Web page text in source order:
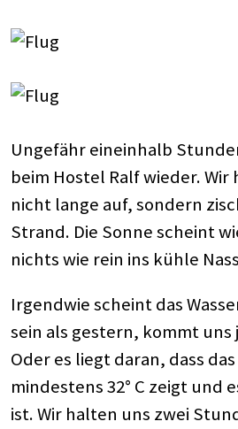
Ungefähr eineinhalb
beim Hostel Ralf wieder.
nicht lange auf, sondern
Strand. Die Sonne scheint
nichts wie rein ins kühle
Irgendwie scheint das
sein als gestern, kommt uns
Oder es liegt daran, dass
mindestens 32° C zeigt und
ist. Wir halten uns zwei